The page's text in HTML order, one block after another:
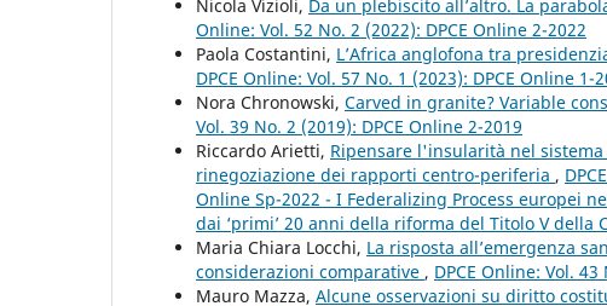
Nicola Vizioli, Da un plebiscito all’altro. La
Online: Vol. 52 No. 2 (2022): DPCE Online 2-2022
Paola Costantini, L’Africa anglofona tra
DPCE Online: Vol. 57 No. 1 (2023): DPCE Online 1-
Nora Chronowski, Carved in granite? Variable
Vol. 39 No. 2 (2019): DPCE Online 2-2019
Riccardo Arietti, Ripensare l'insularità nel
rinegoziazione dei rapporti centro-periferia ,
Online Sp-2022 - I Federalizing Process europei
dai ‘primi’ 20 anni della riforma del Titolo V della
Maria Chiara Locchi, La risposta all’emergenza
considerazioni comparative , DPCE Online: Vol.
Mauro Mazza, Alcune osservazioni su diritto